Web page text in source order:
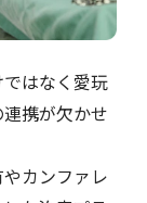
はなく愛玩
携が欠かせ
カンファレ